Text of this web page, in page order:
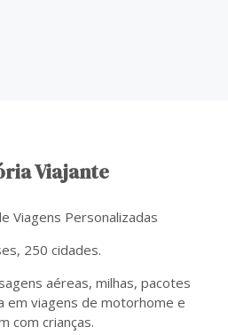
Viajante
Viagens Personalizadas
250 cidades.
aéreas, milhas, pacotes
em viagens de motorhome e
com crianças.